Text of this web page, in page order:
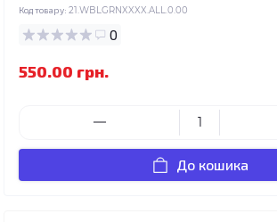
Код товару: 21.WBLGRNXXXX.ALL.0.00
0
550.00 грн.
До кошика